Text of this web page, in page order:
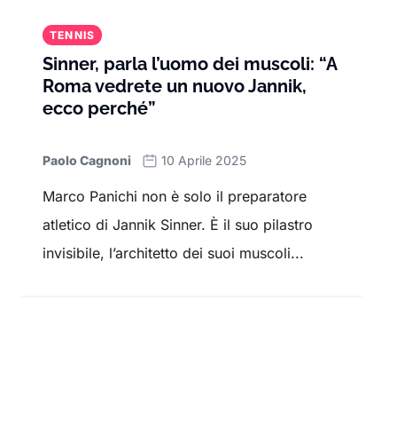
TENNIS
Sinner, parla l’uomo dei muscoli: “A
Roma vedrete un nuovo Jannik,
ecco perché”
Paolo Cagnoni 10 Aprile 2025
Marco Panichi non è solo il preparatore
atletico di Jannik Sinner. È il suo pilastro
invisibile, l’architetto dei suoi muscoli...